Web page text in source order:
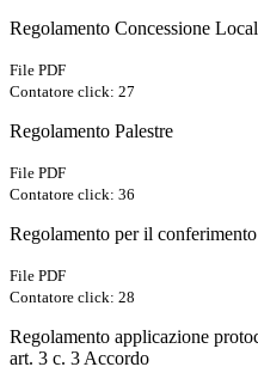
Regolamento Concessione
File PDF
Contatore click: 27
Regolamento Palestre
File PDF
Contatore click: 36
Regolamento per il
File PDF
Contatore click: 28
Regolamento applicazione
art. 3 c. 3 Accordo